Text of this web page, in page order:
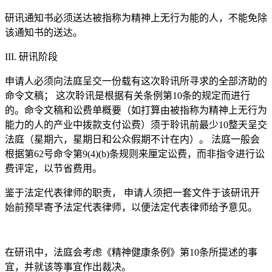
研讯通知书必须送达被指称为精神上无行为能的人，不能免除
该通知书的送达。
III. 研讯阶段
申请人必须向法庭呈交一份载有这次聆讯所寻求的全部济助的
命令文稿； 这次聆讯是根据有关条例第10条的规定而进行
的。命令文稿和讼费单概要（如打算由被指称为精神上无行为
能力的人的产业中拨款支付讼费）须于聆讯前最少10整天呈交
法庭（星期六，星期日和公众假期不计在内）。 法庭一般会
根据第62号命令第9(4)(b)条规则来厘定讼费，而非指令进行讼
费评定，以节省费用。
鉴于法定代表律师的职责， 申请人须把一套文件于该研讯开
始前预早寄予法定代表律师，以便法定代表律师给予意见。
在研讯中，法庭会考虑《精神健康条例》第10条所提述的事
宜，并就该等事宜作出裁决。